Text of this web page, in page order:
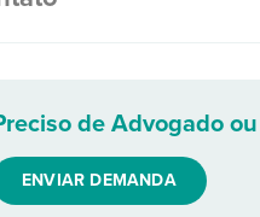
de Advogado
ENVIAR DEMANDA